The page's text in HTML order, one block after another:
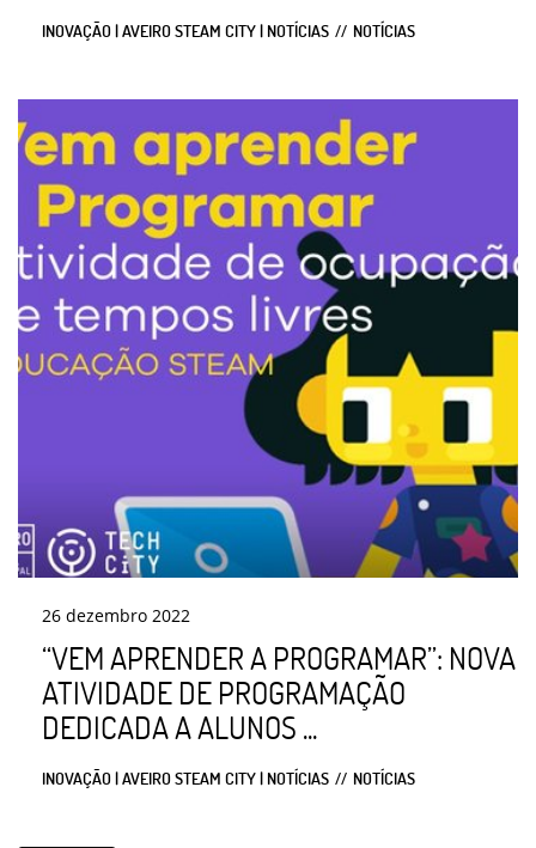
INOVAÇÃO | AVEIRO STEAM CITY | NOTÍCIAS NOTÍCIAS
26 dezembro 2022
“VEM APRENDER A PROGRAMAR”: NOVA
ATIVIDADE DE PROGRAMAÇÃO
DEDICADA A ALUNOS ...
INOVAÇÃO | AVEIRO STEAM CITY | NOTÍCIAS NOTÍCIAS